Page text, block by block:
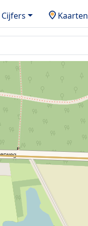
Cijfers Kaarten